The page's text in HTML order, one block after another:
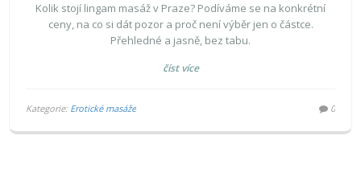
Kolik stojí lingam masáž v Praze? Podíváme se na konkrétní
ceny, na co si dát pozor a proč není výběr jen o částce.
Přehledné a jasně, bez tabu.
číst více
Kategorie: Erotické masáže 0